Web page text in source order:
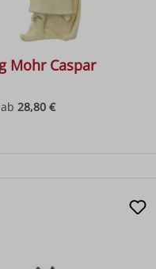
Mohr Caspar
28,80 €
Preis: